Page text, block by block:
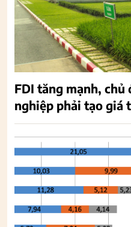
FDI tăng mạnh, chủ
nghiệp phải tạo giá